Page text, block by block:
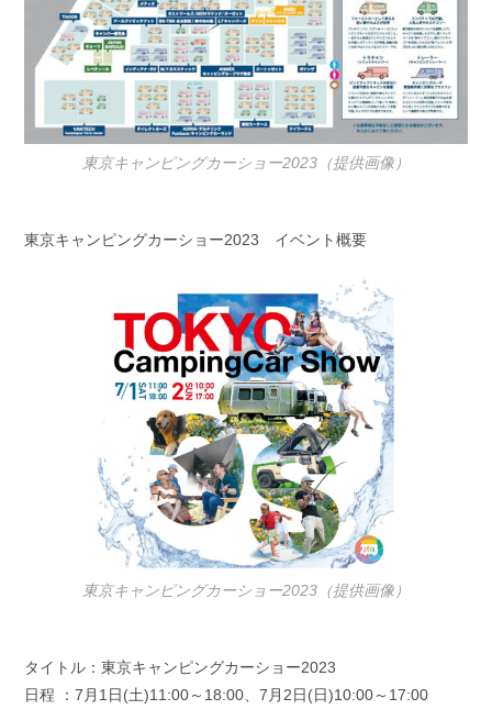
東京キャンピングカーショー2023（提供画像）
東京キャンピングカーショー2023 イベント概要
東京キャンピングカーショー2023（提供画像）
タイトル：東京キャンピングカーショー2023
日程 ：7月1日(土)11:00～18:00、7月2日(日)10:00～17:00